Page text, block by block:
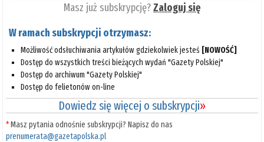
Masz już subskrypcję?Zaloguj się
W ramach subskrypcji otrzymasz:
Możliwość odsłuchiwania artykułów gdziekolwiek jesteś [NOWOŚĆ]
Dostęp do wszystkich treści bieżących wydań "Gazety Polskiej"
Dostęp do archiwum "Gazety Polskiej"
Dostęp do felietonów on-line
Dowiedz się więcej o subskrypcji»
*Masz pytania odnośnie subskrypcji? Napisz do nas
prenumerata@gazetapolska.pl